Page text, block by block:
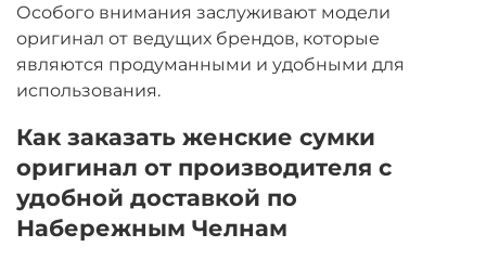
Особого внимания заслуживают модели
оригинал от ведущих брендов, которые
являются продуманными и удобными для
использования.
Как заказать женские сумки
оригинал от производителя с
удобной доставкой по
Набережным Челнам